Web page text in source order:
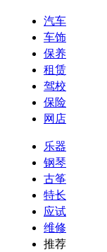
汽车
车饰
保养
租赁
驾校
保险
网店
乐器
钢琴
古筝
特长
应试
维修
推荐